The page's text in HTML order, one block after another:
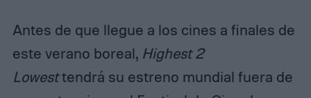
Antes de que llegue a los cines a finales de
este verano boreal, Highest 2
Lowesttendrá su estreno mundial fuera de